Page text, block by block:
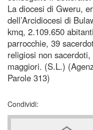
La diocesi di Gweru,
dell’Arcidiocesi di
kmq, 2.109.650
parrocchie, 39
religiosi non
maggiori. (S.L.)
Parole 313)
Condividi: